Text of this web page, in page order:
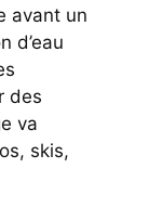
avant un
d’eau
des
va
skis,